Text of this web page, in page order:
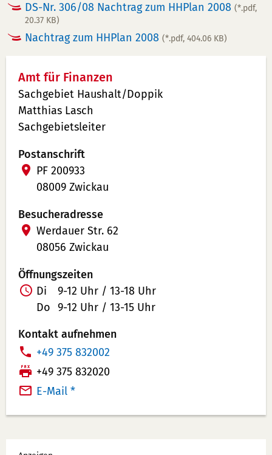
DS-Nr. 306/08 Nachtrag zum HHPlan 2008 (*.pdf,
20.37 KB)
Nachtrag zum HHPlan 2008 (*.pdf, 404.06 KB)
Amt für Finanzen
Sachgebiet Haushalt/Doppik
Matthias Lasch
Sachgebietsleiter
Postanschrift
PF 200933
08009 Zwickau
Besucheradresse
Werdauer Str. 62
08056 Zwickau
Öffnungszeiten
Di
9-12 Uhr / 13-18 Uhr
Do 9-12 Uhr / 13-15 Uhr
Kontakt aufnehmen
T
e
l
f
n
+49 375 832002
F
a
+49 375 832020
E-Mail *
Werbung